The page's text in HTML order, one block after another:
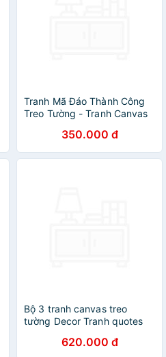
Tranh Mã Đáo Thành Công
Treo Tường - Tranh Canvas
350.000 đ
Bộ 3 tranh canvas treo
tường Decor Tranh quotes
620.000 đ